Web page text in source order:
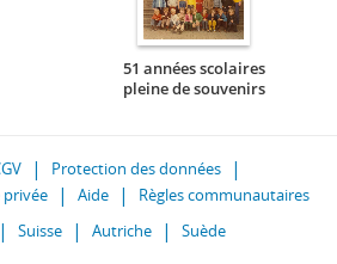
51 années scolaires
pleine de souvenirs
Protection des données
privée Aide
Règles communautaires
Suisse Autriche Suède